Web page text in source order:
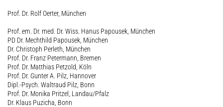
Prof. Dr. Rolf Oerter, München
Prof. em. Dr. med. Dr. Wiss. Hanus Papousek, München
PD Dr. Mechthild Papousek, München
Dr. Christoph Perleth, München
Prof. Dr. Franz Petermann, Bremen
Prof. Dr. Matthias Petzold, Köln
Prof. Dr. Gunter A. Pilz, Hannover
Dipl.-Psych. Waltraud Pilz, Bonn
Prof. Dr. Monika Pritzel, Landau/Pfalz
Dr. Klaus Puzicha, Bonn